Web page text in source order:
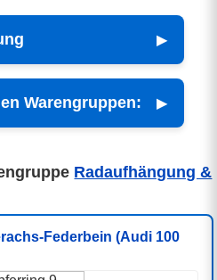
Warengruppen:
Radaufhängung &
Federbein (Audi 100